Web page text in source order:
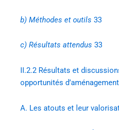
b) Méthodes et outils 33
c) Résultats attendus 33
II.2.2 Résultats et
opportunités
A. Les atouts et leur